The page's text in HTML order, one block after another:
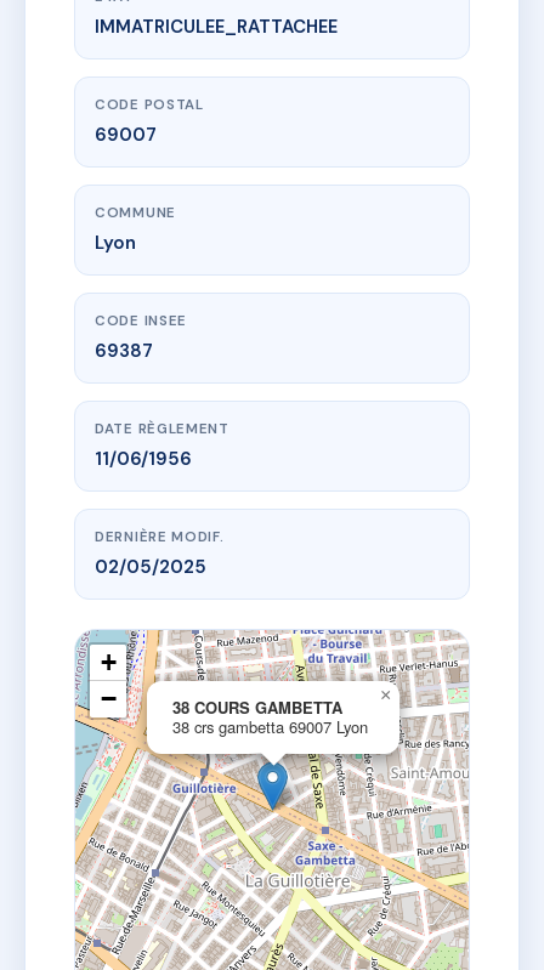
www.vme.plus/AC6534853
38 COURS GAMBETTA
38 crs gambetta
IMMATRICULEE_RATTACHEE
CODE POSTAL
69007
COMMUNE
Lyon
CODE INSEE
69387
DATE RÈGLEMENT
11/06/1956
DERNIÈRE MODIF.
02/05/2025
38 COURS GAMBETTA
38 crs gambetta 69007 Lyon
×
+
−